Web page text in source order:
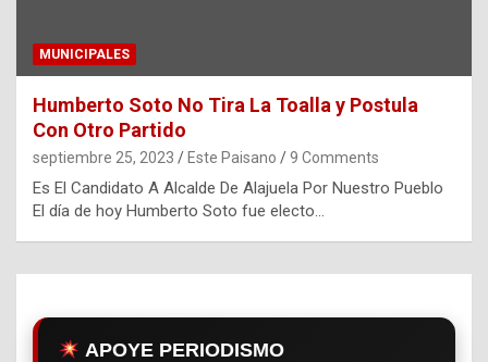
MUNICIPALES
Humberto Soto No Tira La Toalla y Postula
Con Otro Partido
septiembre 25, 2023 Este Paisano 9 Comments
Es El Candidato A Alcalde De Alajuela Por Nuestro Pueblo
El día de hoy Humberto Soto fue electo…
APOYE PERIODISMO